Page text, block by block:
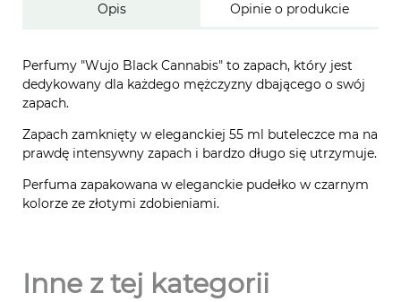
Opis Opinie o produkcie
Perfumy "Wujo Black Cannabis" to zapach, który jest
dedykowany dla każdego mężczyzny dbającego o swój
zapach.
Zapach zamknięty w eleganckiej 55 ml buteleczce ma na
prawdę intensywny zapach i bardzo długo się utrzymuje.
Perfuma zapakowana w eleganckie pudełko w czarnym
kolorze ze złotymi zdobieniami.
Inne z tej kategorii